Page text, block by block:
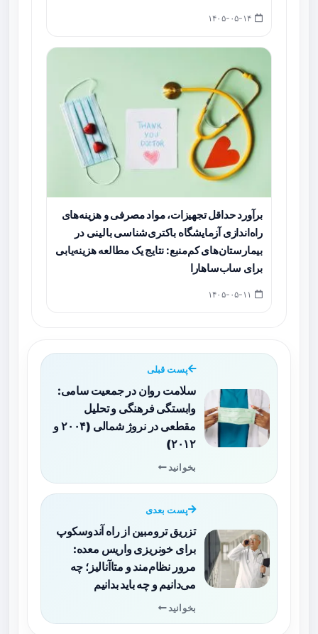
برآورد حداقل تجهیزات، مواد مصرفی و هزینه‌های
راه‌اندازی آزمایشگاه باکتری‌شناسی بالینی در
بیمارستان‌های کم‌منبع: نتایج یک مطالعه هزینه‌یابی
برای ساب‌ساهارا
پست قبلی
سلامت روان در جمعیت سامی:
وابستگی فرهنگی و تحلیل
مقطعی در نروژ شمالی (۲۰۰۴ و
۲۰۱۲)
بخوانید
پست بعدی
تزریق ترومبین از راه آندوسکوپ
برای خونریزی واریس معده:
مرور نظام‌مند و متاآنالیز؛ چه
می‌دانیم و چه باید بدانیم
بخوانید